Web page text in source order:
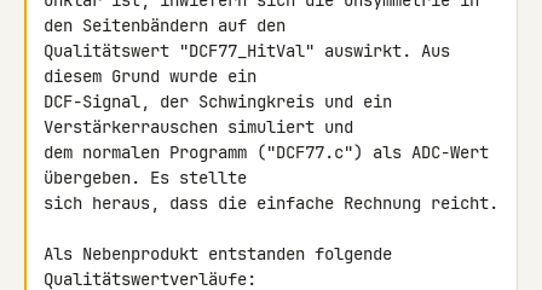
den Seitenbändern auf den
Qualitätswert "DCF77_HitVal" auswirkt. Aus
diesem Grund wurde ein
DCF-Signal, der Schwingkreis und ein
Verstärkerrauschen simuliert und
dem normalen Programm ("DCF77.c") als ADC-Wert
übergeben. Es stellte
sich heraus, dass die einfache Rechnung reicht.
Als Nebenprodukt entstanden folgende